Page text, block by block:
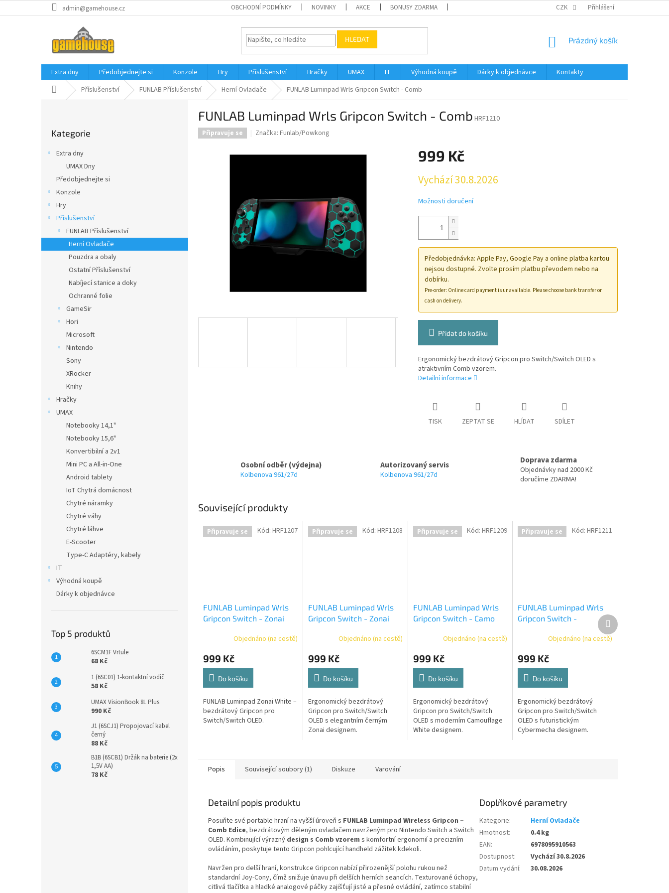
na
admin@gamehouse.cz OBCHODNÍ PODMÍNKY NOVINKY AKCE BONUSY ZDARMA PODMÍNKY OCHRANY OSOBNÍCH ÚDAJŮ
CZK Přihlášení
HLEDAT
NÁKUPNÍ
Prázdný košík
Extra dny Předobjednejte si Konzole Hry Příslušenství Hračky UMAX IT Výhodná koupě Dárky k objednávce
Kontakty
Domů Příslušenství FUNLAB Příslušenství Herní Ovladače FUNLAB Luminpad Wrls Gripcon Switch - Comb
e
l
kategorie
Kategorie
Extra dny
UMAX Dny
Předobjednejte si
Konzole
Hry
Příslušenství
FUNLAB Příslušenství
Herní Ovladače
Pouzdra a obaly
Ostatní Příslušenství
Nabíjecí stanice a doky
Ochranné folie
GameSir
Hori
Microsoft
Nintendo
Sony
XRocker
Knihy
Hračky
UMAX
Notebooky 14,1"
Notebooky 15,6"
Konvertibilní a 2v1
Mini PC a All-in-One
Android tablety
IoT Chytrá domácnost
Chytré náramky
Chytré váhy
Chytré láhve
E-Scooter
Type-C Adaptéry, kabely
IT
Výhodná koupě
Dárky k objednávce
Top 5 produktů
6SCM1F Vrtule
68 Kč
1 (6SC01) 1-kontaktní vodič
58 Kč
UMAX VisionBook 8L Plus
990 Kč
J1 (6SCJ1) Propojovací kabel
černý
88 Kč
B1B (6SCB1) Držák na baterie (2x
1,5V AA)
78 Kč
FUNLAB Luminpad Wrls Gripcon Switch - Comb HRF1210
Připravuje se Značka: Funlab/Powkong
999 Kč
cena:
Vychází 30.8.2026
Možnosti doručení
Předobjednávka: Apple Pay, Google Pay a online platba kartou
nejsou dostupné. Zvolte prosím platbu převodem nebo na
dobírku.
Pre-order: Online card payment is unavailable. Please choose bank transfer or
cash on delivery.
Přidat do košíku
Ergonomický bezdrátový Gripcon pro Switch/Switch OLED s
atraktivním Comb vzorem.
Detailní informace
TISK ZEPTAT SE HLÍDAT SDÍLET
Osobní odběr (výdejna)
Kolbenova 961/27d
Autorizovaný servis
Kolbenova 961/27d
Doprava zdarma
Objednávky nad 2000 Kč
doručíme ZDARMA!
Související produkty
Připravuje se
FUNLAB Luminpad Wrls
Gripcon Switch - Zonai
Objednáno (na cestě)
999 Kč
Do košíku
FUNLAB Luminpad Zonai White –
bezdrátový Gripcon pro
Switch/Switch OLED.
Kód: HRF1207 Připravuje se
FUNLAB Luminpad Wrls
Gripcon Switch - Zonai
Objednáno (na cestě)
999 Kč
Do košíku
Ergonomický bezdrátový
Gripcon pro Switch/Switch
OLED s elegantním černým
Zonai designem.
Kód: HRF1208 Připravuje se
FUNLAB Luminpad Wrls
Gripcon Switch - Camo
Objednáno (na cestě)
999 Kč
Do košíku
Ergonomický bezdrátový
Gripcon pro Switch/Switch
OLED s moderním Camouflage
White designem.
Kód:HRF1209 Připravuje se
FUNLAB Luminpad Wrls
Gripcon Switch -
Objednáno (na cestě)
999 Kč
Do košíku
Ergonomický bezdrátový
Gripcon pro Switch/Switch
OLED s futuristickým
Cybermecha designem.
Kód: HRF1211
Další
produkt
Popis Související soubory (1) Diskuze Varování
Detailní popis produktu
Posuňte své portable hraní na vyšší úroveň s FUNLAB Luminpad Wireless Gripcon –
Comb Edice, bezdrátovým děleným ovladačem navrženým pro Nintendo Switch a Switch
OLED. Kombinující výrazný design s Comb vzorem s komfortní ergonomií a precizním
ovládáním, poskytuje tento Gripcon pohlcující handheld zážitek kdekoli.
Navržen pro delší hraní, konstrukce Gripcon nabízí přirozenější polohu rukou než
standardní Joy-Cony, čímž snižuje únavu při delších herních seancích. Texturované úchopy,
citlivá tlačítka a hladké analogové páčky zajišťují jisté a přesné ovládání, zatímco stabilní
Doplňkové parametry
Kategorie:
Herní Ovladače
Hmotnost:
0.4 kg
EAN:
6978095910563
Dostupnost:
Vychází 30.8.2026
Datum vydání: 30.08.2026